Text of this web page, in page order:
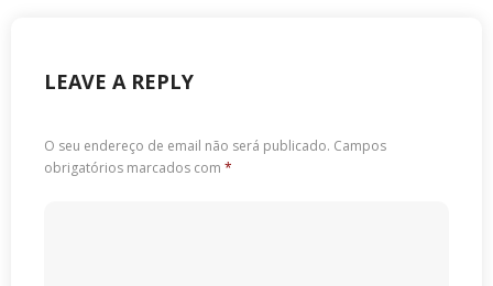
LEAVE A REPLY
O seu endereço de email não será publicado. Campos
obrigatórios marcados com *